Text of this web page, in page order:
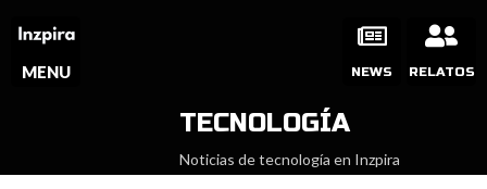
MENU NEWS RELATOS
TECNOLOGÍA
Noticias de tecnología en Inzpira